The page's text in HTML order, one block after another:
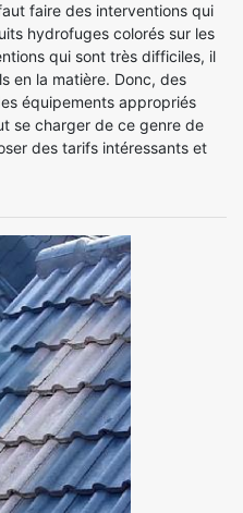
faire des interventions qui
hydrofuges colorés sur les
qui sont très difficiles, il
en la matière. Donc, des
équipements appropriés
se charger de ce genre de
des tarifs intéressants et